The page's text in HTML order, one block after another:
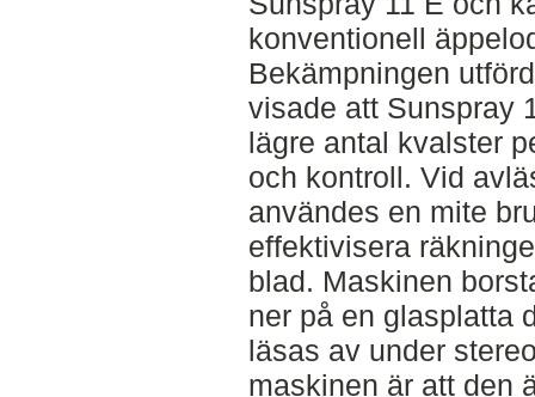
konventionell
Bekämpningen
visade att Sunspray
lägre antal kvalster
och kontroll. Vid
användes en mite
effektivisera
blad. Maskinen
ner på en glasplatta
läsas av under
maskinen är att den